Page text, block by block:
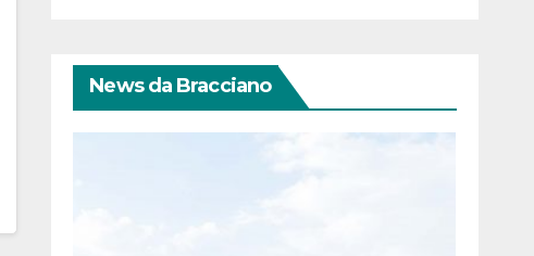
News da Bracciano